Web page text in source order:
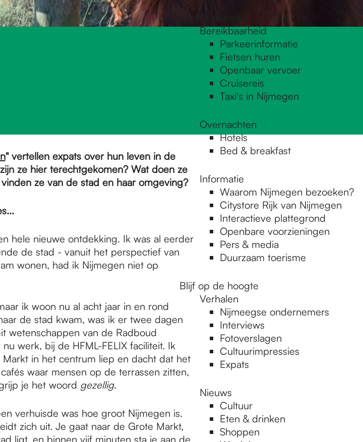
Bereikbaarheid
Parkeerinformatie
Fietsen huren
Openbaar vervoer
Cruisereis
Taxi's in Nijmegen
Overnachten
Hotels
Bed & breakfast
Informatie
Waarom Nijmegen bezoeken?
Citystore Rijk van Nijmegen
Interactieve plattegrond
Openbare voorzieningen
Pers & media
Duurzaam toerisme
Blijf op de hoogte
Verhalen
Nijmeegse ondernemers
Interviews
Fotoverslagen
Cultuurimpressies
Expats
Nieuws
Cultuur
Eten & drinken
Shoppen
" vertellen expats over hun leven in de
ze hier terechtgekomen? Wat doen ze
ze van de stad en haar omgeving?
hele nieuwe ontdekking. Ik was al eerder
de stad - vanuit het perspectief van
wonen, had ik Nijmegen niet op
ik woon nu al acht jaar in en rond
de stad kwam, was ik er twee dagen
wetenschappen van de Radboud
werk, bij de HFML-FELIX faciliteit. Ik
in het centrum liep en dacht dat het
waar mensen op de terrassen zitten,
je het woord gezellig.
verhuisde was hoe groot Nijmegen is.
zich uit. Je gaat naar de Grote Markt,
ligt, en binnen vijf minuten sta je aan de